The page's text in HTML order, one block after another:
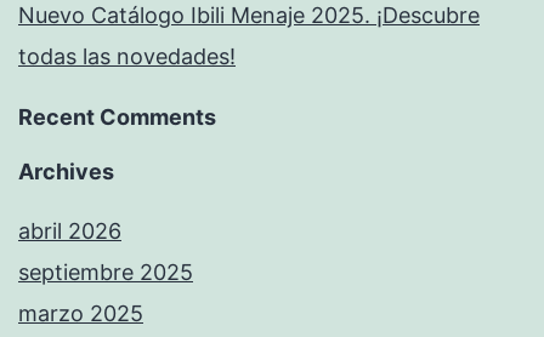
Nuevo Catálogo Ibili Menaje 2025. ¡Descubre
todas las novedades!
Recent Comments
Archives
abril 2026
septiembre 2025
marzo 2025